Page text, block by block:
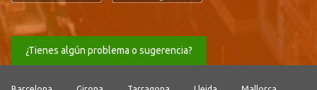
¿Tienes algún problema o sugerencia?